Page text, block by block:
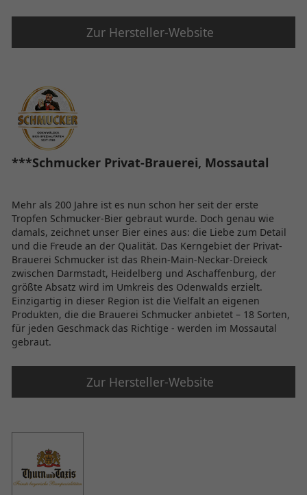
Zur Hersteller-Website
***Schmucker Privat-Brauerei, Mossautal
Mehr als 200 Jahre ist es nun schon her seit der erste
Tropfen Schmucker-Bier gebraut wurde. Doch genau wie
damals, zeichnet unser Bier eines aus: die Liebe zum Detail
und die Freude an der Qualität. Das Kerngebiet der Privat-
Brauerei Schmucker ist das Rhein-Main-Neckar-Dreieck
zwischen Darmstadt, Heidelberg und Aschaffenburg, der
größte Absatz wird im Umkreis des Odenwalds erzielt.
Einzigartig in dieser Region ist die Vielfalt an eigenen
Produkten, die die Brauerei Schmucker anbietet – 18 Sorten,
für jeden Geschmack das Richtige - werden im Mossautal
gebraut.
Zur Hersteller-Website